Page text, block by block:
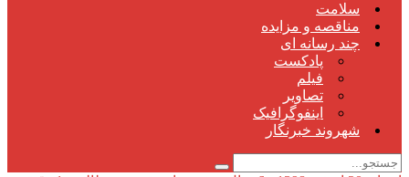
سلامت
مناقصه و مزایده
چند رسانه ای
پادکست
فیلم
تصاویر
اینفوگرافیک
شهروند خبرنگار